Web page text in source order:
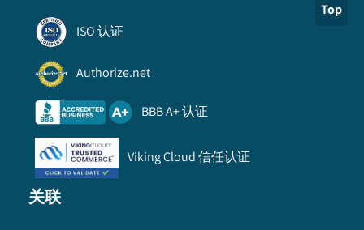
Top
ISO 认证
Authorize.net
BBB A+ 认证
Viking Cloud 信任认证
关联